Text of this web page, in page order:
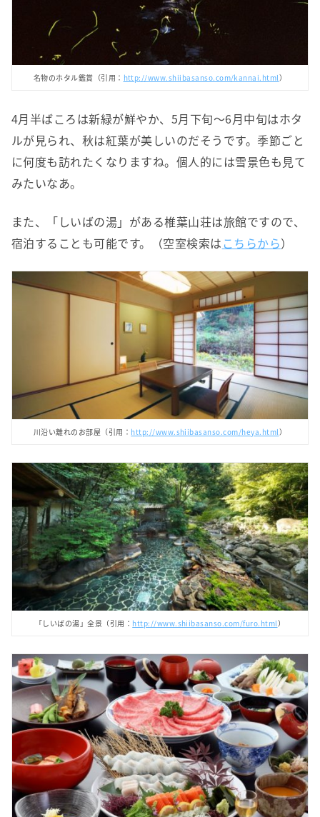
名物のホタル鑑賞（引用： http://www.shiibasanso.com/kannai.html）
4月半ばころは新緑が鮮やか、5月下旬～6月中旬はホタ
ルが見られ、秋は紅葉が美しいのだそうです。季節ごと
に何度も訪れたくなりますね。個人的には雪景色も見て
みたいなあ。
また、「しいばの湯」がある椎葉山荘は旅館ですので、
宿泊することも可能です。（空室検索はこちらから）
川沿い離れのお部屋（引用： http://www.shiibasanso.com/heya.html）
「しいばの湯」全景（引用： http://www.shiibasanso.com/furo.html）